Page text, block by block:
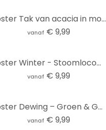
Poster Tak van acacia in mokkakleuren - Anijsillustratie
vanaf € 9,99
Poster Winter - Stoomlocomotief in een besneeuwd bos - Melloi Art Prints
vanaf € 9,99
Poster Dewing – Groen & Goud
vanaf € 9,99